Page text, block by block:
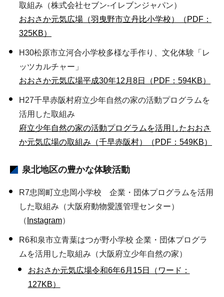
取組み（株式会社セブン-イレブンジャパン）
おおさか元気広場（羽曳野市立丹比小学校）（PDF：
325KB）
H30松原市立河合小学校多様な手作り、文化体験「レ
ッツカルチャー」
おおさか元気広場平成30年12月8日（PDF：594KB）
H27千早赤阪村府立少年自然の家の活動プログラムを
活用した取組み
府立少年自然の家の活動プログラムを活用したおおさ
か元気広場の取組み（千早赤阪村）（PDF：549KB）
泉北地区の豊かな体験活動
R7忠岡町立忠岡小学校 企業・団体プログラムを活用
した取組み（大阪府動物愛護管理センター）
（ Instagram）
R6和泉市立青葉はつが野小学校 企業・団体プログラ
ムを活用した取組み（大阪府立少年自然の家）
おおさか元気広場令和6年6月15日（ワード：
127KB）